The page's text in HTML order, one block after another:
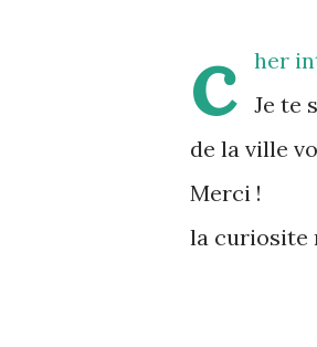
c
her
Je te
de la ville
Merci !
la curiosite